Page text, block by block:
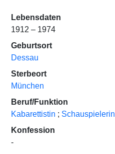
Lebensdaten
1912 – 1974
Geburtsort
Dessau
Sterbeort
München
Beruf/Funktion
Kabarettistin ; Schauspielerin
Konfession
-